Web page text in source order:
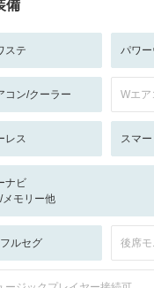
備
ステ パワ
コン/クーラー Wエア
レス スマ
ナビ
メモリー他
ルセグ 後席